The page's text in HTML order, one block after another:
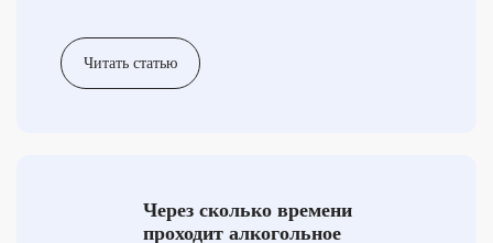
Читать статью
Через сколько времени
проходит алкогольное